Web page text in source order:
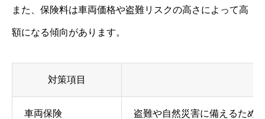
また、保険料は車両価格や盗難リスクの高さによって高
額になる傾向があります。
対策項目
車両保険 盗難や自然災害に備えるため